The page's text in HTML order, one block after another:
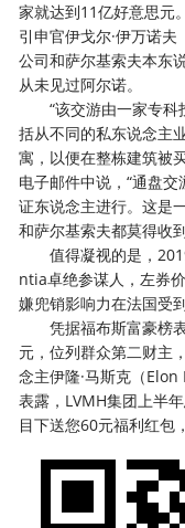
家就达到11亿好意思元
引申官伊戈尔·伊万诺
公司和萨尔基索夫本东
从未见过阿尔诺。
“该交游由一家专科
括从不同的私东说念主
寓，以便在整栋建筑被
电子邮件中说，“通盘
证东说念主进行。这是
和萨尔基索夫都莫得收
值得凝视的是，2019
ntia卓绝参谋人，左券
嫌兜销影响力在法国受
凭据福布斯富豪榜表
元，位列群众第二财主
念主伊隆·马斯克（
表露，LVMH集团上半
目下送您60元福利红包